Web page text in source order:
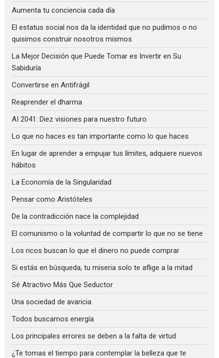
Aumenta tu conciencia cada día
El estatus social nos da la identidad que no pudimos o no
quisimos construir nosotros mismos
La Mejor Decisión que Puede Tomar es Invertir en Su
Sabiduría
Convertirse en Antifrágil
Reaprender el dharma
AI 2041: Diez visiones para nuestro futuro
Lo que no haces es tan importante como lo que haces
En lugar de aprender a empujar tus límites, adquiere nuevos
hábitos
La Economía de la Singularidad
Pensar como Aristóteles
De la contradicción nace la complejidad
El comunismo o la voluntad de compartir lo que no se tiene
Los ricos buscan lo que el dinero no puede comprar
Si estás en búsqueda, tu miseria solo te aflige a la mitad
Sé Atractivo Más Que Seductor
Una sociedad de avaricia
Todos buscamos energía
Los principales errores se deben a la falta de virtud
¿Te tomas el tiempo para contemplar la belleza que te